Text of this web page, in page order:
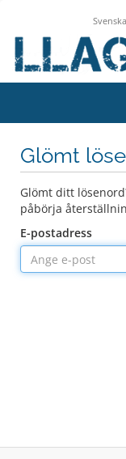
Svenska
Glömt
Glömt ditt
påbörja
E-postadress